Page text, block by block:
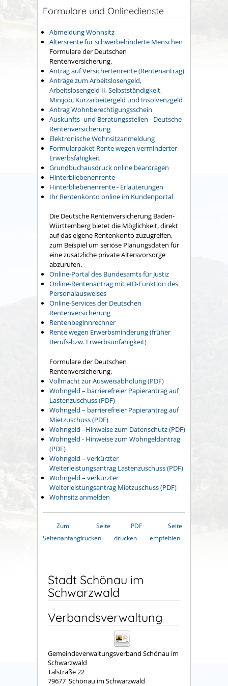
Formulare und Onlinedienste
Abmeldung Wohnsitz
Altersrente für schwerbehinderte Menschen
Formulare der Deutschen
Rentenversicherung.
Antrag auf Versichertenrente (Rentenantrag)
Anträge zum Arbeitslosengeld,
Arbeitslosengeld II, Selbstständigkeit,
Minijob, Kurzarbeitergeld und Insolvenzgeld
Antrag Wohnberechtigungsschein
Auskunfts- und Beratungsstellen - Deutsche
Rentenversicherung
Elektronische Wohnsitzanmeldung
Formularpaket Rente wegen verminderter
Erwerbsfähigkeit
Grundbuchausdruck online beantragen
Hinterbliebenenrente
Hinterbliebenenrente - Erläuterungen
Ihr Rentenkonto online im Kundenportal
Die Deutsche Rentenversicherung Baden-
Württemberg bietet die Möglichkeit, direkt
auf das eigene Rentenkonto zuzugreifen,
zum Beispiel um seriöse Planungsdaten für
eine zusätzliche private Altersvorsorge
abzurufen.
Online-Portal des Bundesamts für Justiz
Online-Rentenantrag mit eID-Funktion des
Personalausweises
Online-Services der Deutschen
Rentenversicherung
Rentenbeginnrechner
Rente wegen Erwerbsminderung (früher
Berufs-bzw. Erwerbsunfähigkeit)
Formulare der Deutschen
Rentenversicherung.
Vollmacht zur Ausweisabholung (PDF)
Wohngeld – barrierefreier Papierantrag auf
Lastenzuschuss (PDF)
Wohngeld – barrierefreier Papierantrag auf
Mietzuschuss (PDF)
Wohngeld - Hinweise zum Datenschutz (PDF)
Wohngeld - Hinweise zum Wohngeldantrag
(PDF)
Wohngeld – verkürzter
Weiterleistungsantrag Lastenzuschuss (PDF)
Wohngeld – verkürzter
Weiterleistungsantrag Mietzuschuss (PDF)
Wohnsitz anmelden
Zum
Seitenanfang
Seite
drucken
PDF
drucken
Seite
empfehlen
Stadt Schönau im
Schwarzwald
Verbandsverwaltung
Gemeindeverwaltungsverband Schönau im
Schwarzwald
Talstraße 22
79677 Schönau im Schwarzwald